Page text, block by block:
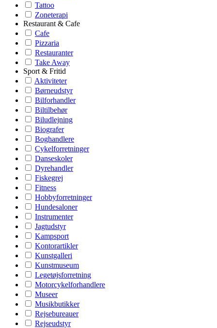
Tattoo
Zoneterapi
Restaurant & Cafe
Cafe
Pizzaria
Restauranter
Take Away
Sport & Fritid
Aktiviteter
Børneudstyr
Bilforhandler
Biltilbehør
Biludlejning
Biografer
Boghandlere
Cykelforretninger
Danseskoler
Dyrehandler
Fiskegrej
Fitness
Hobbyforretninger
Hundesaloner
Instrumenter
Jagtudstyr
Kampsport
Kontorartikler
Kunstgalleri
Kunstmuseum
Legetøjsforretning
Motorcykelforhandlere
Museer
Musikbutikker
Rejsebureauer
Rejseudstyr